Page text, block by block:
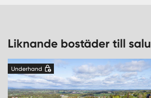
Liknande bostäder till salu
Underhand